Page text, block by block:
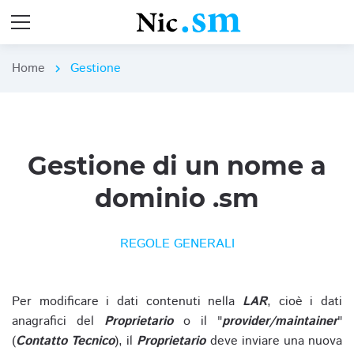
Home chevron_right Gestione
Gestione di un nome a
dominio .sm
REGOLE GENERALI
Per modificare i dati contenuti nella LAR, cioè i dati
anagrafici del Proprietarioo il "provider/maintainer"
(Contatto Tecnico), il Proprietariodeve inviare una nuova